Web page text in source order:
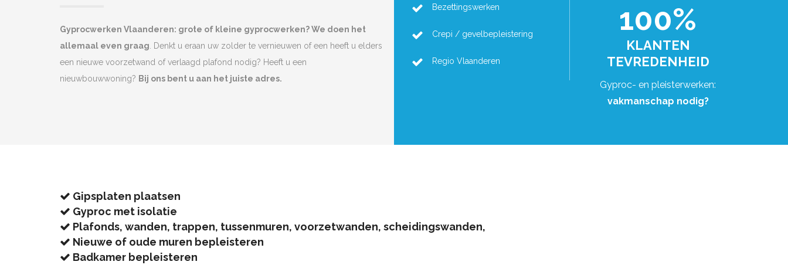
Gyprocwerken Vlaanderen: grote of kleine gyprocwerken? We doen het
allemaal even graag . Denkt u eraan uw zolder te vernieuwen of een heeft u elders
een nieuwe voorzetwand of verlaagd plafond nodig? Heeft u een
nieuwbouwwoning? Bij ons bent u aan het juiste adres.
Bezettingswerken
Crepi / gevelbepleistering
Regio Vlaanderen
100%
KLANTEN
TEVREDENHEID
Gyproc- en pleisterwerken:
vakmanschap nodig?
Gipsplaten plaatsen
Gyproc met isolatie
Plafonds, wanden, trappen, tussenmuren, voorzetwanden, scheidingswanden,
Nieuwe of oude muren bepleisteren
Badkamer bepleisteren